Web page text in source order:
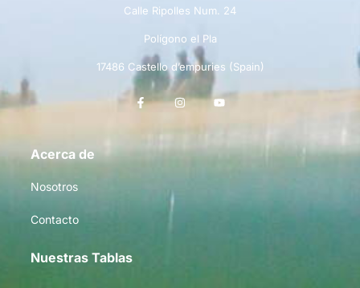
Calle Ripolles Num. 24
Polígono el Pla
17486 Castello d’empuries (Spain)
Acerca de
Nosotros
Contacto
Nuestras Tablas